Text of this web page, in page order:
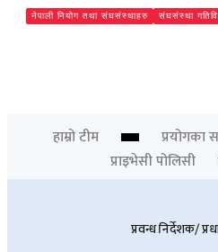
साइप्रस अन्य
हाम्रो टीम प्रयोगका
प्राइभेसी पोलिसी
प्रवन्ध निर्देशक/